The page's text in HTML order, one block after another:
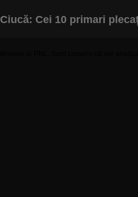
Ciucă: Cei 10 primari